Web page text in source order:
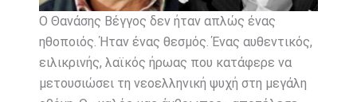
Ο Θανάσης Βέγγος δεν ήταν απλώς ένας
ηθοποιός. Ήταν ένας θεσμός. Ένας αυθεντικός,
ειλικρινής, λαϊκός ήρωας που κατάφερε να
μετουσιώσει τη νεοελληνική ψυχή στη μεγάλη